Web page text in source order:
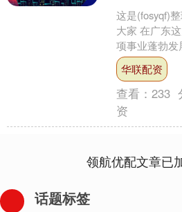
这是(fosyqf)
大家 在广东
项事业蓬勃发
然而，有一
《距离测量技....
华联配资
查看：233
资
领航优配文章已
话题标签